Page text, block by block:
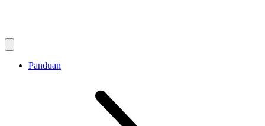
Panduan